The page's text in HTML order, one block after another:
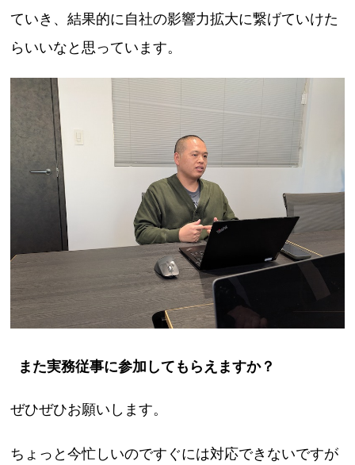
ていき、結果的に自社の影響力拡大に繋げていけた
らいいなと思っています。
また実務従事に参加してもらえますか？
ぜひぜひお願いします。
ちょっと今忙しいのですぐには対応できないですが